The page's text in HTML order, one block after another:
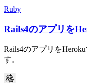
Ruby
Rails4のアプリを
Rails4のアプリを
す。